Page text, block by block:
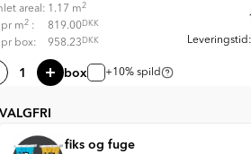
areal: 1.17 m2
pr m2 : 819.00DKK
pr box: 958.23 DKK
box +10% spild
VALGFRI
fiks og fuge